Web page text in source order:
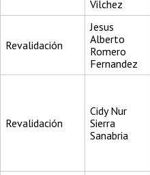
Vilchez
Revalidación
Jesus
Alberto
Romero
Fernandez
Revalidación
Cidy Nur
Sierra
Sanabria